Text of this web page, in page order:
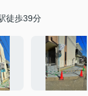
徒歩39分